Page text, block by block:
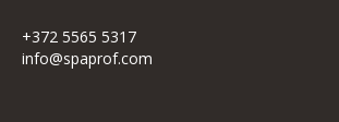
+372 5565 5317
info@spaprof.com